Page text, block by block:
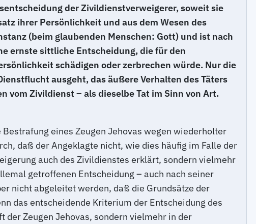
der Zivildienstverweigerer, soweit sie
ihrer Persönlichkeit und aus dem Wesen des
(beim glaubenden Menschen: Gott) und ist nach
ernste sittliche Entscheidung, die für den
schädigen oder zerbrechen würde. Nur die
ausgeht, das äußere Verhalten des Täters
vom Zivildienst – als dieselbe Tat im Sinn von Art.
eines Zeugen Jehovas wegen wiederholter
daß der Angeklagte nicht, wie dies häufig im Falle der
auch des Zivildienstes erklärt, sondern vielmehr
getroffenen Entscheidung – auch nach seiner
nicht abgeleitet werden, daß die Grundsätze der
das entscheidende Kriterium der Entscheidung des
Zeugen Jehovas, sondern vielmehr in der